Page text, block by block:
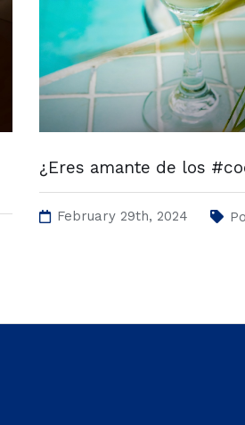
¿Eres amante de los
February 29th, 2024